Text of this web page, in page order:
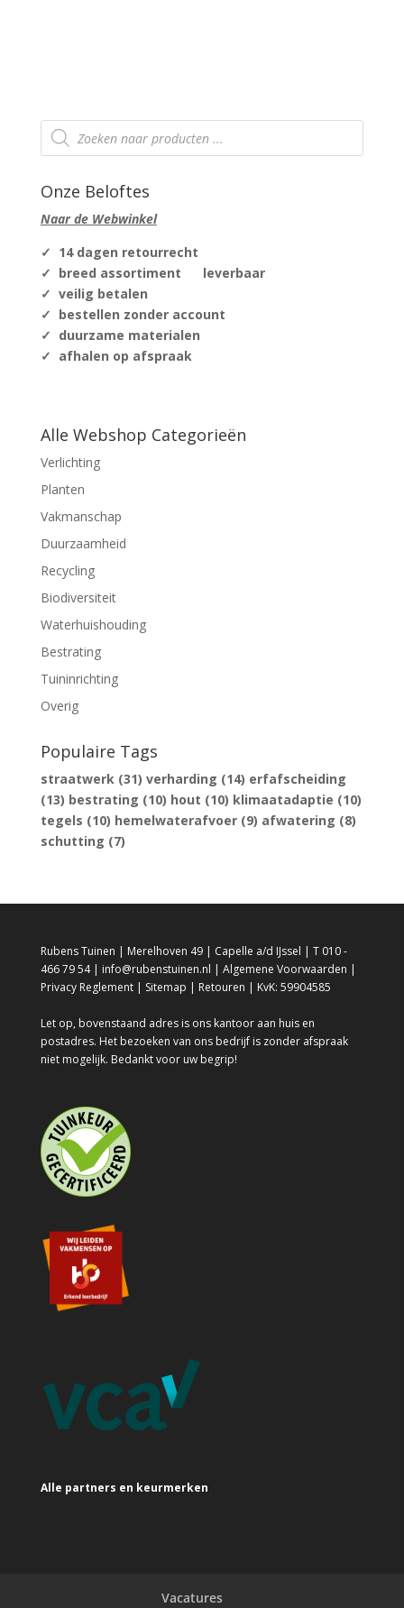
Producten
zoeken
Onze Beloftes
Naar de Webwinkel
✓ 14 dagen retourrecht
✓ breed assortiment leverbaar
✓ veilig betalen
✓ bestellen zonder account
✓ duurzame materialen
✓ afhalen op afspraak
Alle Webshop Categorieën
Verlichting
Planten
Vakmanschap
Duurzaamheid
Recycling
Biodiversiteit
Waterhuishouding
Bestrating
Tuininrichting
Overig
Populaire Tags
straatwerk(31) verharding (14) erfafscheiding
(13) bestrating (10) hout (10) klimaatadaptie (10)
tegels (10) hemelwaterafvoer(9) afwatering (8)
schutting (7)
Rubens Tuinen | Merelhoven 49 | Capelle a/d IJssel | T 010 -
466 79 54 | info@rubenstuinen.nl | Algemene Voorwaarden
Privacy Reglement| Sitemap Retouren | KvK: 59904585
Let op, bovenstaand adres is ons kantoor aan huis en
postadres. Het bezoeken van ons bedrijf is zonder afspraak
niet mogelijk. Bedankt voor uw begrip!
Alle partners en keurmerken
Vacatures